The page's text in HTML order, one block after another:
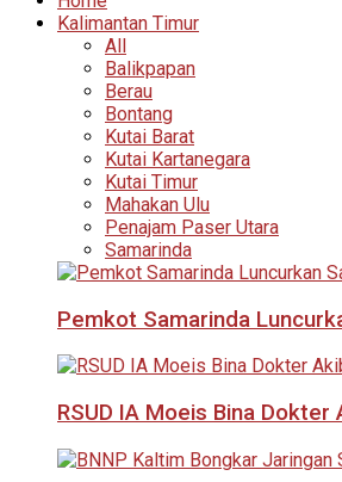
Kalimantan Timur
All
Balikpapan
Berau
Bontang
Kutai Barat
Kutai Kartanegara
Kutai Timur
Mahakan Ulu
Penajam Paser Utara
Samarinda
Pemkot Samarinda
RSUD IA Moeis Bina